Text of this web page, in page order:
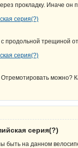
прокладку. Иначе он
продольной трещиной
можно?
серия(?)
быть на данном